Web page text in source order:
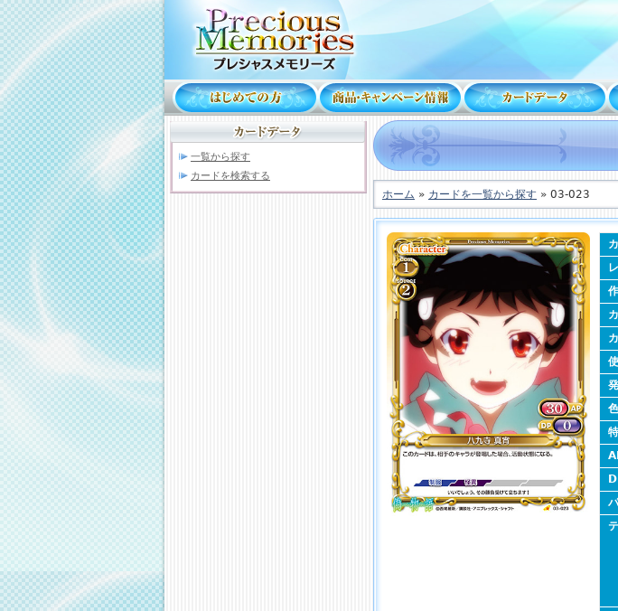
一覧から探す
カードを検索する
ホーム » カードを一覧から探す » 03-023
色